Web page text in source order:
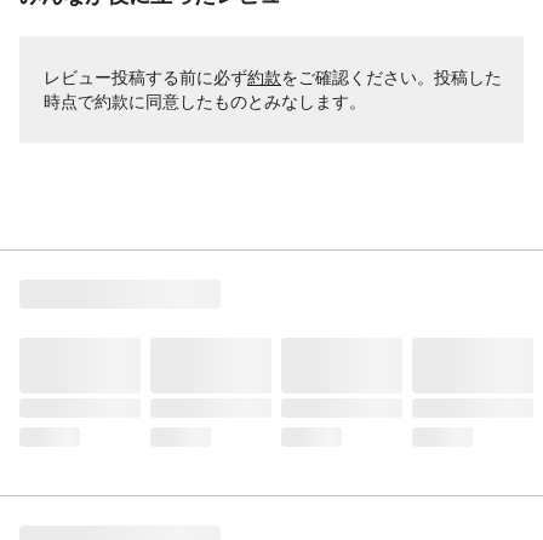
レビュー投稿する前に必ず約款をご確認ください。投稿した
時点で約款に同意したものとみなします。